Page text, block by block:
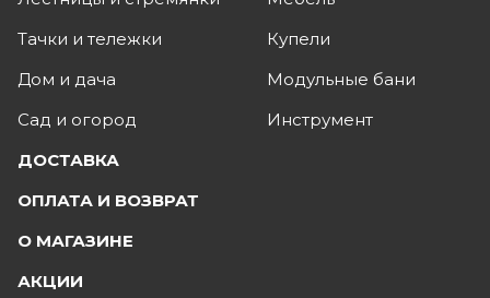
Тачки и тележки
Дом и дача
Сад и огород
Купели
Модульные бани
Инструмент
ДОСТАВКА
ОПЛАТА И ВОЗВРАТ
О МАГАЗИНЕ
АКЦИИ